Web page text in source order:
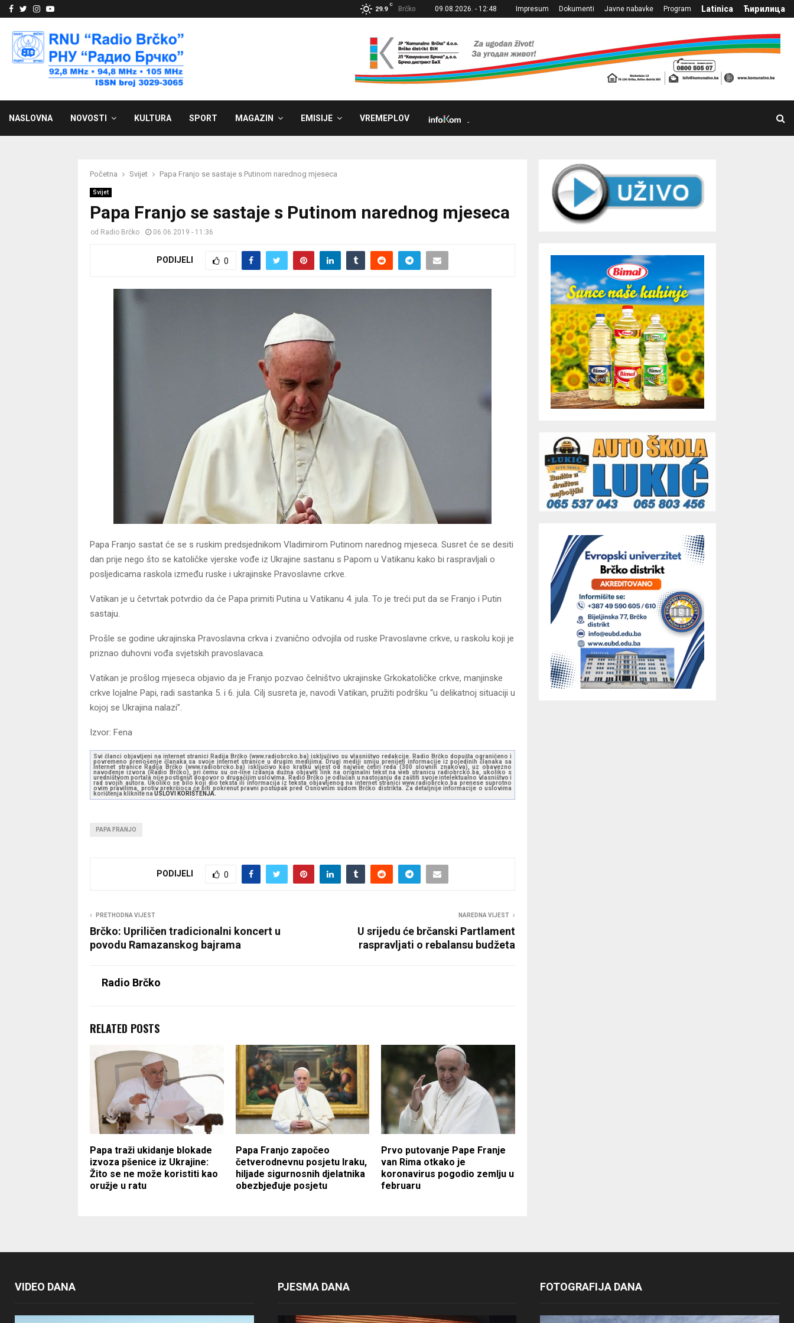
Facebook
Twitter
Instagram
Youtube 29.9
C
Brčko 09.08.2026. - 12:48 Impresum Dokumenti Javne nabavke Program Latinica Ћирилица
NASLOVNA NOVOSTI KULTURA SPORT MAGAZIN EMISIJE VREMEPLOV
Početna Svijet Papa Franjo se sastaje s Putinom narednog mjeseca
Svijet
Papa Franjo se sastaje s Putinom narednog mjeseca
od Radio Brčko 06.06.2019 - 11:36
PODIJELI 0
Papa Franjo sastat će se s ruskim predsjednikom Vladimirom Putinom narednog mjeseca. Susret će se desiti
dan prije nego što se katoličke vjerske vođe iz Ukrajine sastanu s Papom u Vatikanu kako bi raspravljali o
posljedicama raskola između ruske i ukrajinske Pravoslavne crkve.
Vatikan je u četvrtak potvrdio da će Papa primiti Putina u Vatikanu 4. jula. To je treći put da se Franjo i Putin
sastaju.
Prošle se godine ukrajinska Pravoslavna crkva i zvanično odvojila od ruske Pravoslavne crkve, u raskolu koji je
priznao duhovni vođa svjetskih pravoslavaca.
Vatikan je prošlog mjeseca objavio da je Franjo pozvao čelništvo ukrajinske Grkokatoličke crkve, manjinske
crkve lojalne Papi, radi sastanka 5. i 6. jula. Cilj susreta je, navodi Vatikan, pružiti podršku “u delikatnoj situaciji u
kojoj se Ukrajina nalazi”.
Izvor: Fena
Svi članci objavljeni na internet stranici Radija Brčko (www.radiobrcko.ba) isključivo su vlasništvo redakcije. Radio Brčko dopušta ograničeno i
povremeno prenošenje članaka sa svoje internet stranice u drugim medijima. Drugi mediji smiju prenijeti informacije iz pojedinih članaka sa
Internet stranice Radija Brčko (www.radiobrcko.ba) isključivo kao kratku vijest od najviše četiri reda (300 slovnih znakova), uz obavezno
navođenje izvora (Radio Brčko), pri čemu su on-line izdanja dužna objaviti link na originalni tekst na web stranicu radiobrcko.ba, ukoliko s
uredništvom portala nije postignut dogovor o drugačijim uslovima. Radio Brčko je odlučan u nastojanju da zaštiti svoje intelektualno vlasništvo i
rad svojih autora. Ukoliko se bilo koji dio teksta ili informacija iz teksta objavljenog na internet stranici www.radiobrcko.ba prenese suprotno
ovim pravilima, protiv prekršioca će biti pokrenut pravni postupak pred Osnovnim sudom Brčko distrikta. Za detaljnije informacije o uslovima
korištenja kliknite na USLOVI KORIŠTENJA.
PAPA FRANJO
PODIJELI 0
PRETHODNA VIJEST
Brčko: Upriličen tradicionalni koncert u
povodu Ramazanskog bajrama
NAREDNA VIJEST
U srijedu će brčanski Partlament
raspravljati o rebalansu budžeta
Radio Brčko
RELATED POSTS
Papa traži ukidanje blokade
izvoza pšenice iz Ukrajine:
Žito se ne može koristiti kao
oružje u ratu
Papa Franjo započeo
četverodnevnu posjetu Iraku,
hiljade sigurnosnih djelatnika
obezbjeđuje posjetu
Prvo putovanje Pape Franje
van Rima otkako je
koronavirus pogodio zemlju u
februaru
VIDEO DANA PJESMA DANA FOTOGRAFIJA DANA